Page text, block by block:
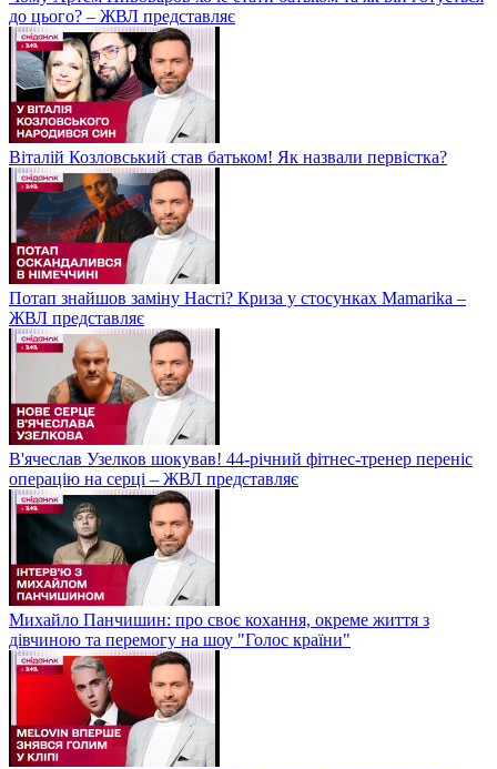
до цього? – ЖВЛ представляє
Віталій Козловський став батьком! Як назвали первістка?
Потап знайшов заміну Насті? Криза у стосунках Mamarika –
ЖВЛ представляє
В'ячеслав Узелков шокував! 44-річний фітнес-тренер переніс
операцію на серці – ЖВЛ представляє
Михайло Панчишин: про своє кохання, окреме життя з
дівчиною та перемогу на шоу "Голос країни"